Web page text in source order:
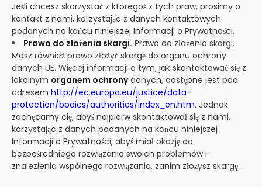
Jeśli chcesz skorzystać z któregoś z tych praw, prosimy o
kontakt z nami, korzystając z danych kontaktowych
podanych na końcu niniejszej Informacji o Prywatności.
Prawo do złożenia skargi. Prawo do złożenia skargi.
Masz również prawo złożyć skargę do organu ochrony
danych UE. Więcej informacji o tym, jak skontaktować się z
lokalnym organem ochronydanych, dostępne jest pod
adresem http://ec.europa.eu/justice/data-
protection/bodies/authorities/index_en.htm. Jednak
zachęcamy cię, abyś najpierw skontaktował się z nami,
korzystając z danych podanych na końcu niniejszej
Informacji o Prywatności, abyś miał okazję do
bezpośredniego rozwiązania swoich problemów i
znalezienia wspólnego rozwiązania, zanim złożysz skargę.